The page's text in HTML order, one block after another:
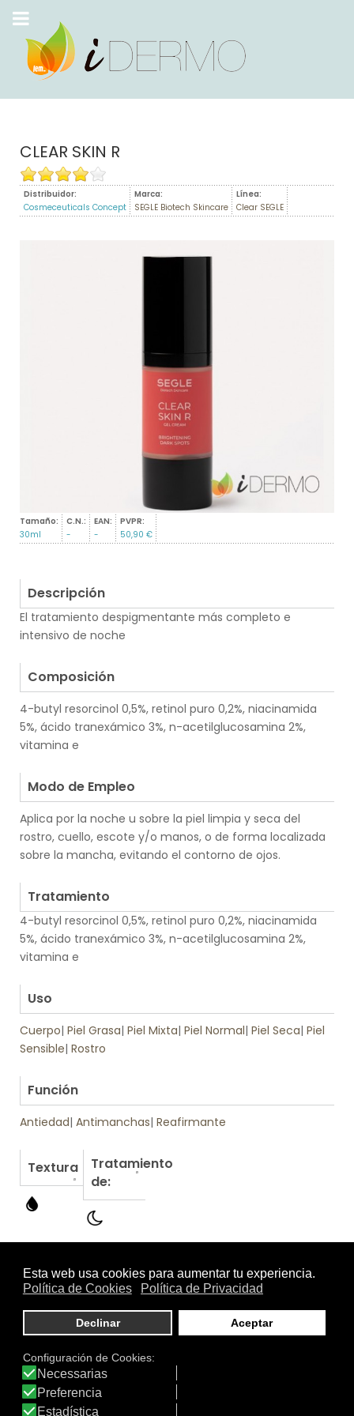
CLEAR SKIN R
Distribuidor:
Cosmeceuticals Concept
Marca:
SEGLE Biotech Skincare
Línea:
Clear SEGLE
Tamaño:
30ml
C.N.:
-
EAN:
-
PVPR:
50,90 €
Descripción
El tratamiento despigmentante más completo e
intensivo de noche
Composición
4-butyl resorcinol 0,5%, retinol puro 0,2%, niacinamida
5%, ácido tranexámico 3%, n-acetilglucosamina 2%,
vitamina e
Modo de Empleo
Aplica por la noche u sobre la piel limpia y seca del
rostro, cuello, escote y/o manos, o de forma localizada
sobre la mancha, evitando el contorno de ojos.
Tratamiento
4-butyl resorcinol 0,5%, retinol puro 0,2%, niacinamida
5%, ácido tranexámico 3%, n-acetilglucosamina 2%,
vitamina e
Uso
Cuerpo| Piel Grasa| Piel Mixta| Piel Normal| Piel Seca| Piel
Sensible| Rostro
Función
Antiedad| Antimanchas| Reafirmante
Textura
Tratamiento
de:
Otros productos de SEGLE Biotech Skincare